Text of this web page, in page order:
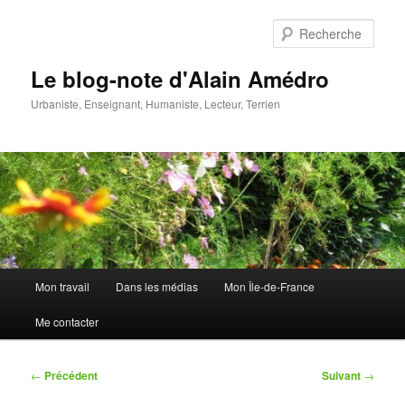
Le blog-note d'Alain Amédro
Urbaniste, Enseignant, Humaniste, Lecteur, Terrien
principal
Mon travail Dans les médias Mon Île-de-France
Me contacter
Navigation
← Précédent Suivant →